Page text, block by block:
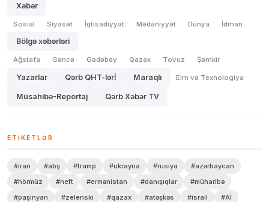
Xəbər
Sosial Siyasət İqtisadiyyat Mədəniyyət Dünya İdman
Bölgə xəbərləri
Ağstafa Gəncə Gədəbəy Qazax Tovuz Şəmkir
Yazarlar Qərb QHT-lərİ Maraqlı Elm və Texnologiya
Müsahibə-Reportaj Qərb Xəbər TV
ETIKETLƏR
#iran #abş #tramp #ukrayna #rusiya
#azərbaycan
#hörmüz
#neft #ermənistan #danışıqlar
#müharibə
#paşinyan
#zelenski #qazax #atəşkəs #israil
#Aİ